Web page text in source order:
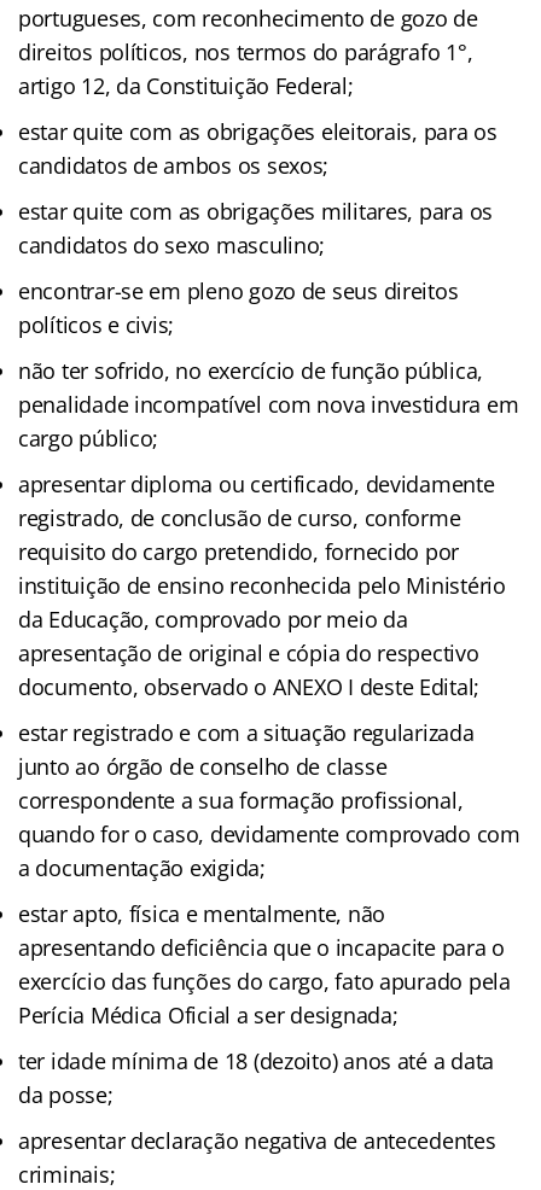
portugueses, com reconhecimento de gozo de
direitos políticos, nos termos do parágrafo 1°,
artigo 12, da Constituição Federal;
estar quite com as obrigações eleitorais, para os
candidatos de ambos os sexos;
estar quite com as obrigações militares, para os
candidatos do sexo masculino;
encontrar-se em pleno gozo de seus direitos
políticos e civis;
não ter sofrido, no exercício de função pública,
penalidade incompatível com nova investidura em
cargo público;
apresentar diploma ou certificado, devidamente
registrado, de conclusão de curso, conforme
requisito do cargo pretendido, fornecido por
instituição de ensino reconhecida pelo Ministério
da Educação, comprovado por meio da
apresentação de original e cópia do respectivo
documento, observado o ANEXO I deste Edital;
estar registrado e com a situação regularizada
junto ao órgão de conselho de classe
correspondente a sua formação profissional,
quando for o caso, devidamente comprovado com
a documentação exigida;
estar apto, física e mentalmente, não
apresentando deficiência que o incapacite para o
exercício das funções do cargo, fato apurado pela
Perícia Médica Oficial a ser designada;
ter idade mínima de 18 (dezoito) anos até a data
da posse;
apresentar declaração negativa de antecedentes
criminais;